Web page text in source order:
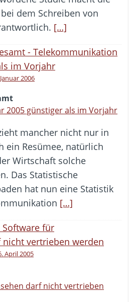
dem Schreiben von
[…]
2006
2005 günstiger als im Vorjahr
mancher nicht nur in
ein Resümee, natürlich
Wirtschaft solche
Das Statistische
hat nun eine Statistik
[…]
April 2005
darf nicht vertrieben